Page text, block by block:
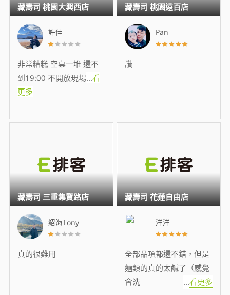
許佳
非常糟糕 空桌一堆 還不
到19:00 不開放現場...看
更多
藏壽司 桃園大興西店
Pan
讚
藏壽司 桃園遠百店
紹海Tony
真的很難用
藏壽司 三重集賢路店
洋洋
全部品項都還不錯，但是
麵類的真的太鹹了（感覺
會洗
...看更多
藏壽司 花蓮自由店